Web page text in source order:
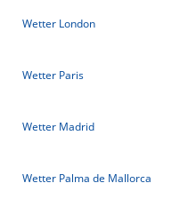
Wetter London
Wetter Paris
Wetter Madrid
Wetter Palma de Mallorca